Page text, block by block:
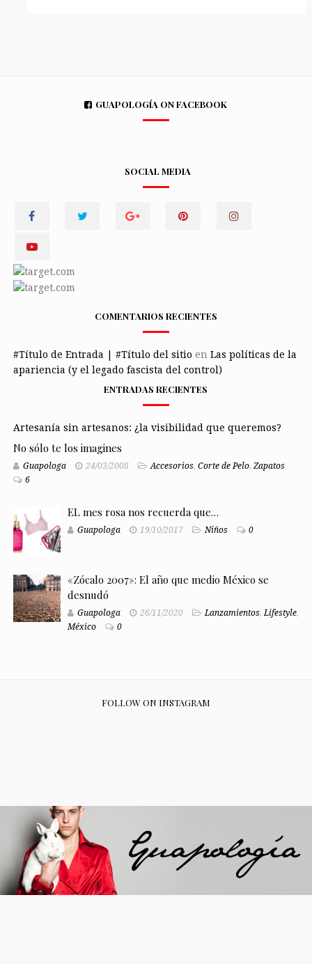
GUAPOLOGÍA ON FACEBOOK
SOCIAL MEDIA
COMENTARIOS RECIENTES
#Título de Entrada | #Título del sitio en Las políticas de la
apariencia (y el legado fascista del control)
ENTRADAS RECIENTES
Artesanía sin artesanos: ¿la visibilidad que queremos?
No sólo te los imagines
Guapologa 24/03/2008 Accesorios, Corte de Pelo, Zapatos
6
EL mes rosa nos recuerda que…
Guapologa 19/10/2017 Niños 0
«Zócalo 2007»: El año que medio México se
desnudó
Guapologa 26/11/2020 Lanzamientos,Lifestyle,
México
0
FOLLOW ON INSTAGRAM